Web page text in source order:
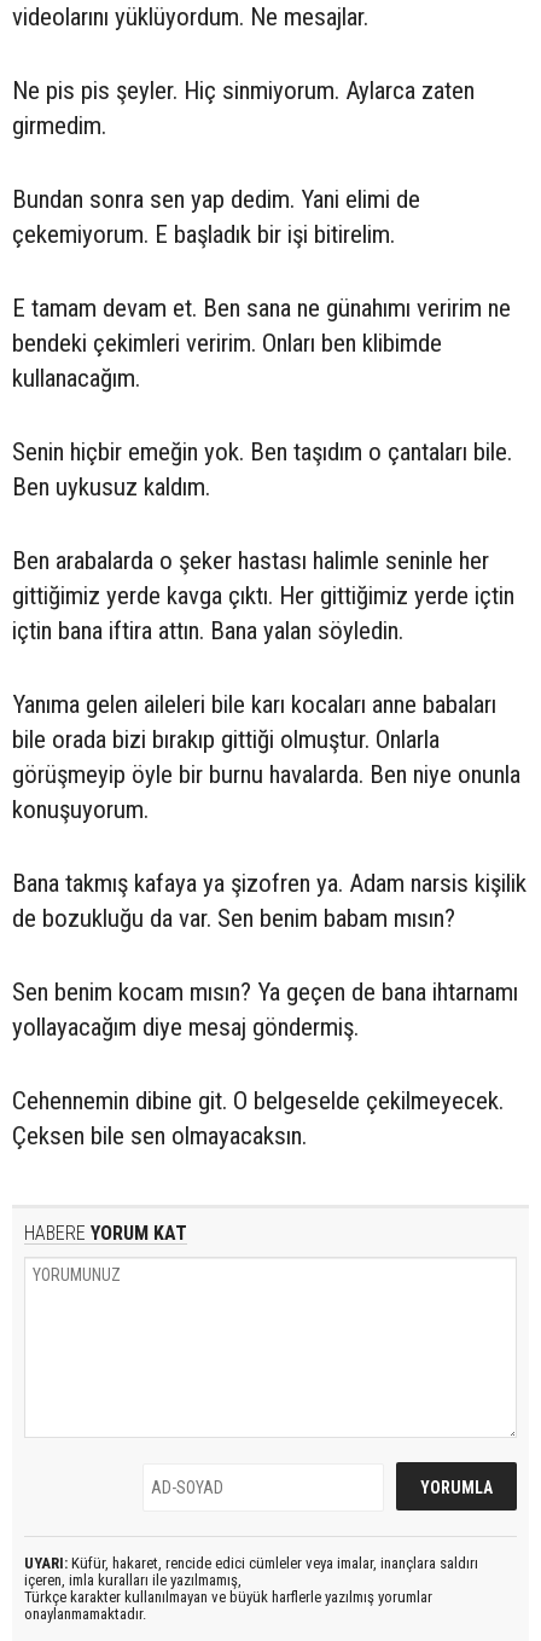
videolarını yüklüyordum. Ne mesajlar.
Ne pis pis şeyler. Hiç sinmiyorum. Aylarca zaten
girmedim.
Bundan sonra sen yap dedim. Yani elimi de
çekemiyorum. E başladık bir işi bitirelim.
E tamam devam et. Ben sana ne günahımı veririm ne
bendeki çekimleri veririm. Onları ben klibimde
kullanacağım.
Senin hiçbir emeğin yok. Ben taşıdım o çantaları bile.
Ben uykusuz kaldım.
Ben arabalarda o şeker hastası halimle seninle her
gittiğimiz yerde kavga çıktı. Her gittiğimiz yerde içtin
içtin bana iftira attın. Bana yalan söyledin.
Yanıma gelen aileleri bile karı kocaları anne babaları
bile orada bizi bırakıp gittiği olmuştur. Onlarla
görüşmeyip öyle bir burnu havalarda. Ben niye onunla
konuşuyorum.
Bana takmış kafaya ya şizofren ya. Adam narsis kişilik
de bozukluğu da var. Sen benim babam mısın?
Sen benim kocam mısın? Ya geçen de bana ihtarnamı
yollayacağım diye mesaj göndermiş.
Cehennemin dibine git. O belgeselde çekilmeyecek.
Çeksen bile sen olmayacaksın.
HABERE YORUM KAT
UYARI: Küfür, hakaret, rencide edici cümleler veya imalar, inançlara saldırı
içeren, imla kuralları ile yazılmamış,
Türkçe karakter kullanılmayan ve büyük harflerle yazılmış yorumlar
onaylanmamaktadır.